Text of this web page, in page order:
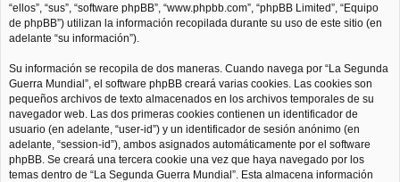
“ellos”, “sus”, “software phpBB”, “www.phpbb.com”, “phpBB Limited”, “Equipo
de phpBB”) utilizan la información recopilada durante su uso de este sitio (en
adelante “su información”).
Su información se recopila de dos maneras. Cuando navega por “La Segunda
Guerra Mundial”, el software phpBB creará varias cookies. Las cookies son
pequeños archivos de texto almacenados en los archivos temporales de su
navegador web. Las dos primeras cookies contienen un identificador de
usuario (en adelante, “user-id”) y un identificador de sesión anónimo (en
adelante, “session-id”), ambos asignados automáticamente por el software
phpBB. Se creará una tercera cookie una vez que haya navegado por los
temas dentro de “La Segunda Guerra Mundial”. Esta almacena información